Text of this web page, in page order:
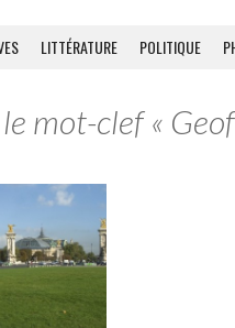
LITTÉRATURE POLITIQUE
mot-clef «